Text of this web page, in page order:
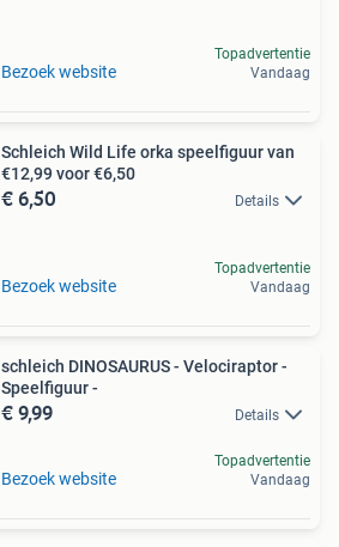
Bezoek website
Topadvertentie
Vandaag
Schleich Wild Life orka speelfiguur van
€12,99 voor €6,50
€ 6,50 Details
Bezoek website
Topadvertentie
Vandaag
schleich DINOSAURUS - Velociraptor -
Speelfiguur -
€ 9,99 Details
Bezoek website
Topadvertentie
Vandaag